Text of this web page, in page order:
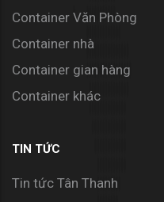
Container Văn Phòng
Container nhà
Container gian hàng
Container khác
TIN TỨC
Tin tức Tân Thanh